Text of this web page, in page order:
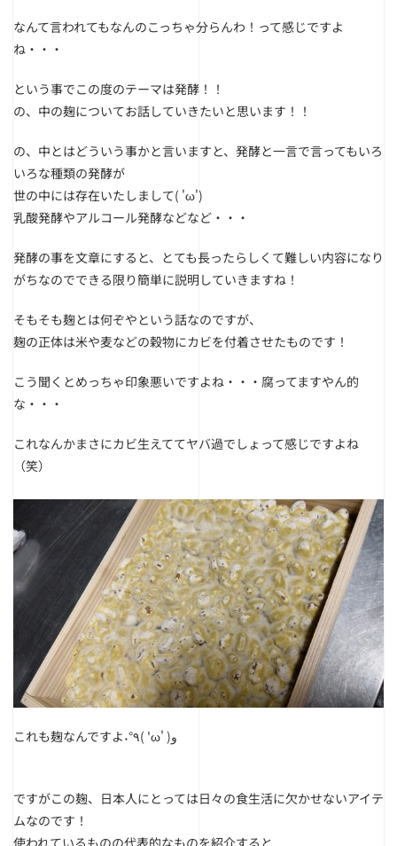
なんて言われてもなんのこっちゃ分らんわ！って感じですよ
ね・・・
という事でこの度のテーマは発酵！！
の、中の麹についてお話していきたいと思います！！
の、中とはどういう事かと言いますと、発酵と一言で言ってもいろ
いろな種類の発酵が
世の中には存在いたしまして( 'ω')
乳酸発酵やアルコール発酵などなど・・・
発酵の事を文章にすると、とても長ったらしくて難しい内容になり
がちなのでできる限り簡単に説明していきますね！
そもそも麹とは何ぞやという話なのですが、
麹の正体は米や麦などの穀物にカビを付着させたものです！
こう聞くとめっちゃ印象悪いですよね・・・腐ってますやん的
な・・・
これなんかまさにカビ生えててヤバ過でしょって感じですよね
（笑）
これも麹なんですよ˖°٩( 'ω' )و
ですがこの麹、日本人にとっては日々の食生活に欠かせないアイテ
ムなのです！
使われているものの代表的なものを紹介すると